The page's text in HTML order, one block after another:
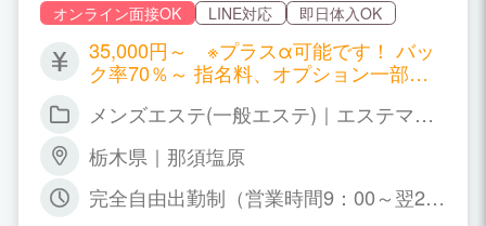
って、 不安ゼロでスタートできるように
全力でサポートします♪
オンライン面接OK LINE対応 即日体入OK
35,000円～ ※プラスα可能です！ バッ
ク率70％～ 指名料、オプション一部フ
たします。
メンズエステ(一般エステ)｜エステマッ
栃木県｜那須塩原
完全自由出勤制（営業時間9：00～翌2：